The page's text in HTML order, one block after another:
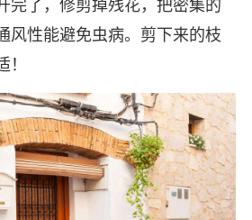
完了，修剪掉残花，把密集的
风性能避免虫病。剪下来的枝